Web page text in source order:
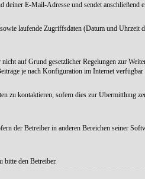
E-Mail-Adresse und sendet
laufende Zugriffsdaten (Datum und
auf Grund gesetzlicher Regelungen zur
je nach Konfiguration im Internet
zu kontaktieren, sofern dies zur
der Betreiber in anderen Bereichen seiner
bitte den Betreiber.